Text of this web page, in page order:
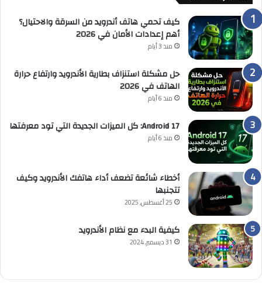
كيف تحمي هاتف أندرويد من السرقة والاحتيال؟
أهم إعدادات الأمان في 2026
منذ 3 أيام
حل مشكلة استنزاف بطارية الأندرويد وارتفاع حرارة
الهاتف في 2026
منذ 6 أيام
Android 17: كل الميزات الجديدة التي تود معرفتها
منذ 6 أيام
أخطاء شائعة تضعف أداء هاتفك الأندرويد وكيف
تتجنبها
25 أغسطس, 2025
كيفية البدء مع نظام الأندرويد
31 ديسمبر, 2024